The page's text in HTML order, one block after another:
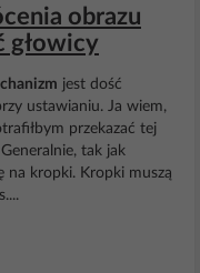
obrazu
głowicy
jest dość
ustawianiu. Ja wiem,
przekazać tej
tak jak
na kropki. Kropki muszą